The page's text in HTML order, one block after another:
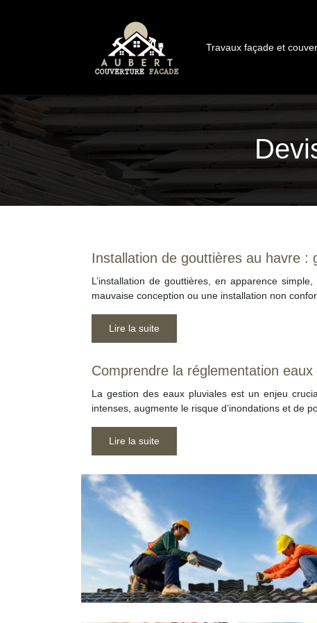
Travaux façade et
Installation de gouttières au havre :
L’installation de gouttières, en apparence
mauvaise conception ou une installation non
Lire la suite
Comprendre la réglementation
La gestion des eaux pluviales est un enjeu
intenses, augmente le risque d’inondations et de
Lire la suite